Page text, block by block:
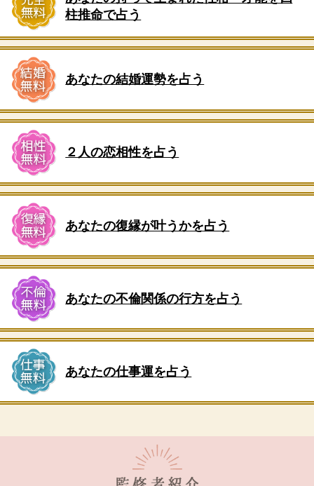
柱推命で占う
あなたの結婚運勢を占う
２人の恋相性を占う
あなたの復縁が叶うかを占う
あなたの不倫関係の行方を占う
あなたの仕事運を占う